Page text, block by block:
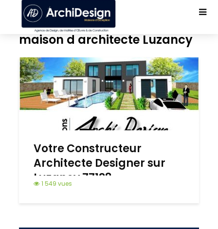
maison d architecte Luzancy
Votre Constructeur
Architecte Designer sur
Luzancy 77138
1 549 vues